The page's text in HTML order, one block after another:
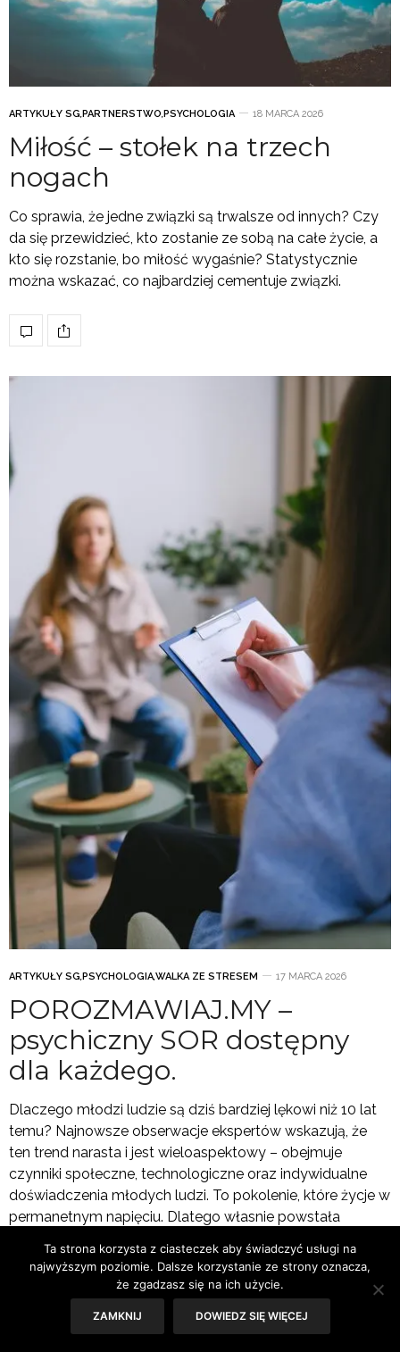
ARTYKUŁY SG,PARTNERSTWO,PSYCHOLOGIA 18 MARCA 2026
Miłość – stołek na trzech
nogach
Co sprawia, że jedne związki są trwalsze od innych? Czy
da się przewidzieć, kto zostanie ze sobą na całe życie, a
kto się rozstanie, bo miłość wygaśnie? Statystycznie
można wskazać, co najbardziej cementuje związki.
ARTYKUŁY SG,PSYCHOLOGIA,WALKA ZE STRESEM 17 MARCA 2026
POROZMAWIAJ.MY –
psychiczny SOR dostępny
dla każdego.
Dlaczego młodzi ludzie są dziś bardziej lękowi niż 10 lat
temu? Najnowsze obserwacje ekspertów wskazują, że
ten trend narasta i jest wieloaspektowy – obejmuje
czynniki społeczne, technologiczne oraz indywidualne
doświadczenia młodych ludzi. To pokolenie, które życje w
permanetnym napięciu. Dlatego własnie powstała
dostępny dla każdego.
Ta strona korzysta z ciasteczek aby świadczyć usługi na
najwyższym poziomie. Dalsze korzystanie ze strony oznacza,
że zgadzasz się na ich użycie.
ZAMKNIJ DOWIEDZ SIĘ WIĘCEJ